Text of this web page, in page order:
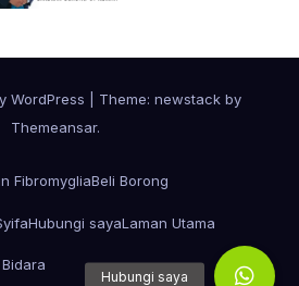
WordPress
Theme: newstack by
Themeansar.
FibromygliaBeli Borong
Hubungi sayaLaman Utama